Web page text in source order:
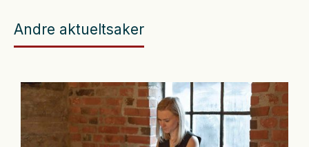
Andre aktueltsaker